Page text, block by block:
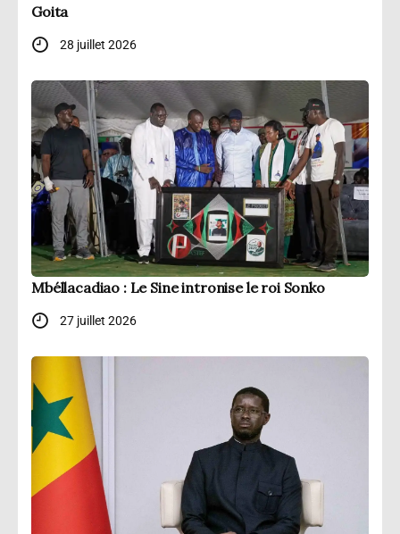
Goita
28 juillet 2026
Mbéllacadiao : Le Sine intronise le roi Sonko
27 juillet 2026